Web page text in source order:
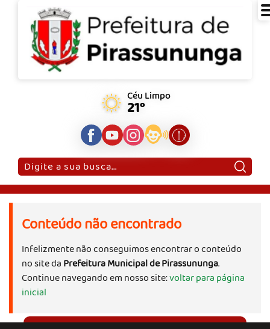
Céu Limpo
21°
Pesquisar:
Conteúdo não encontrado
Infelizmente não conseguimos encontrar o conteúdo
no site da Prefeitura Municipal de Pirassununga.
Continue navegando em nosso site:voltar para página
inicial